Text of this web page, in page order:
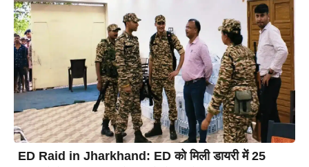
ED Raid in Jharkhand: ED को मिली डायरी में 25